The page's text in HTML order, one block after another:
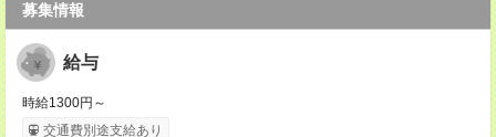
募集情報
給与
時給1300円～
交通費別途支給あり